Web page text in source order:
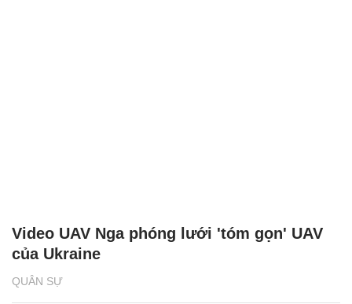
QUÂN SỰ
Video UAV Nga phóng lưới 'tóm gọn' UAV
của Ukraine